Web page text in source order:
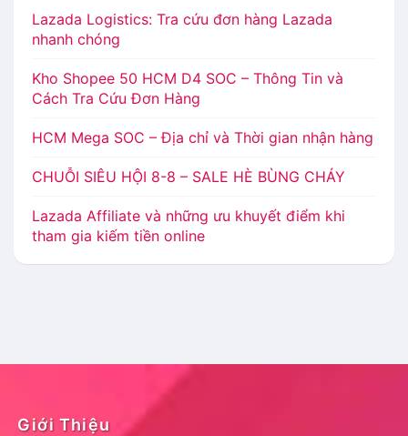
Lazada Logistics: Tra cứu đơn hàng Lazada
nhanh chóng
Kho Shopee 50 HCM D4 SOC – Thông Tin và
Cách Tra Cứu Đơn Hàng
HCM Mega SOC – Địa chỉ và Thời gian nhận hàng
CHUỖI SIÊU HỘI 8-8 – SALE HÈ BÙNG CHÁY
Lazada Affiliate và những ưu khuyết điểm khi
tham gia kiếm tiền online
Giới Thiệu